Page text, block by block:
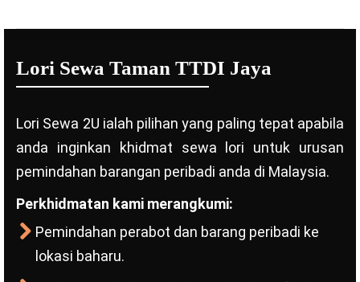
Lori Sewa Taman TTDI Jaya
Lori Sewa 2U ialah pilihan yang paling tepat apabila
anda inginkan khidmat sewa lori untuk urusan
pemindahan barangan peribadi anda di Malaysia.
Perkhidmatan kami merangkumi:
Pemindahan perabot dan barang peribadi ke
lokasi baharu.